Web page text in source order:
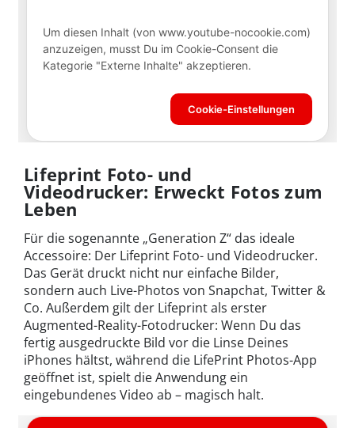
Lifeprint Foto- und
Videodrucker: Erweckt Fotos zum
Leben
Für die sogenannte „Generation Z“ das ideale
Accessoire: Der Lifeprint Foto- und Videodrucker.
Das Gerät druckt nicht nur einfache Bilder,
sondern auch Live-Photos von Snapchat, Twitter &
Co. Außerdem gilt der Lifeprint als erster
Augmented-Reality-Fotodrucker: Wenn Du das
fertig ausgedruckte Bild vor die Linse Deines
iPhones hältst, während die LifePrint Photos-App
geöffnet ist, spielt die Anwendung ein
eingebundenes Video ab – magisch halt.